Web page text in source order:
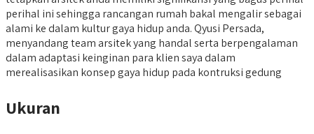
perihal ini sehingga rancangan rumah bakal mengalir sebagai
alami ke dalam kultur gaya hidup anda. Qyusi Persada,
menyandang team arsitek yang handal serta berpengalaman
dalam adaptasi keinginan para klien saya dalam
merealisasikan konsep gaya hidup pada kontruksi gedung
Ukuran